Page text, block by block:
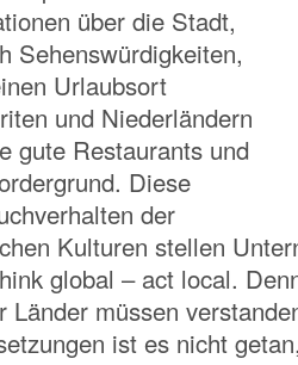
über die Stadt,
Sehenswürdigkeiten,
Urlaubsort
und Niederländern
gute Restaurants und
Diese
der
Kulturen stellen
global – act local.
Länder müssen
ist es nicht